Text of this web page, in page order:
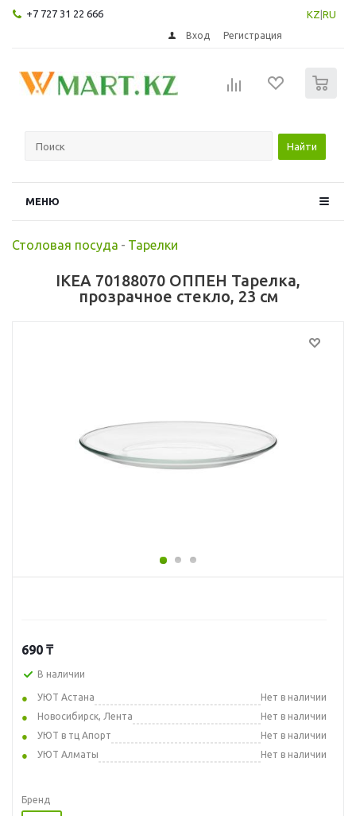
+7 727 31 22 666 KZ RU
Вход Регистрация
Найти
МЕНЮ
Столовая посуда - Тарелки
IKEA 70188070 ОППЕН Тарелка,
прозрачное стекло, 23 см
690 ₸
В наличии
УЮТ Астана
Нет в наличии
Новосибирск, Лента
Нет в наличии
УЮТ в тц Апорт
Нет в наличии
УЮТ Алматы
Нет в наличии
Бренд